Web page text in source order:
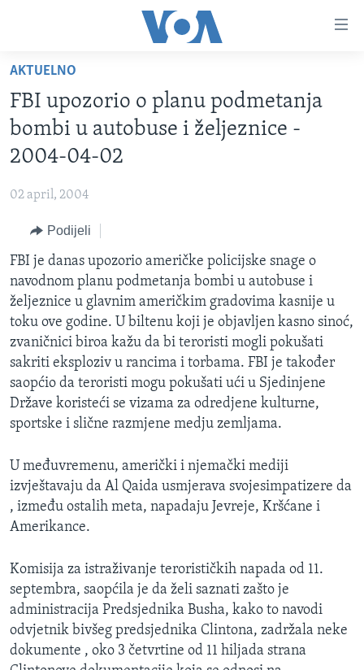
glavni
sadržaj
Pređi
na
glavnu
Idi
pretragu
VIDEO
FOTOGRAFIJE DANA
SJEDINJENE AMERIČKE DRŽAVE
BOSNA I HERCEGOVINA
SVIJET
NAUKA I TEHNOLOGIJA
SPECIJALNI PROJEKTI
KORUPCIJA
SLOBODA MEDIJA
ŽENSKA STRANA
IZBJEGLIČKA STRANA
MAGAZIN
O GLASU AMERIKE
PRATITE NAS
Jezici
AKTUELNO
FBI upozorio o planu podmetanja
bombi u autobuse i željeznice -
2004-04-02
02 april, 2004
Podijeli
FBI je danas upozorio američke policijske snage o
navodnom planu podmetanja bombi u autobuse i
željeznice u glavnim američkim gradovima kasnije u
toku ove godine. U biltenu koji je objavljen kasno sinoć,
zvaničnici biroa kažu da bi teroristi mogli pokušati
sakriti eksploziv u rancima i torbama. FBI je također
saopćio da teroristi mogu pokušati ući u Sjedinjene
Države koristeći se vizama za odredjene kulturne,
sportske i slične razmjene medju zemljama.
U međuvremenu, američki i njemački mediji
izvještavaju da Al Qaida usmjerava svojesimpatizere da
, između ostalih meta, napadaju Jevreje, Kršćane i
Amerikance.
Komisija za istraživanje terorističkih napada od 11.
septembra, saopćila je da želi saznati zašto je
administracija Predsjednika Busha, kako to navodi
odvjetnik bivšeg predsjednika Clintona, zadržala neke
dokumente , oko 3 četvrtine od 11 hiljada strana